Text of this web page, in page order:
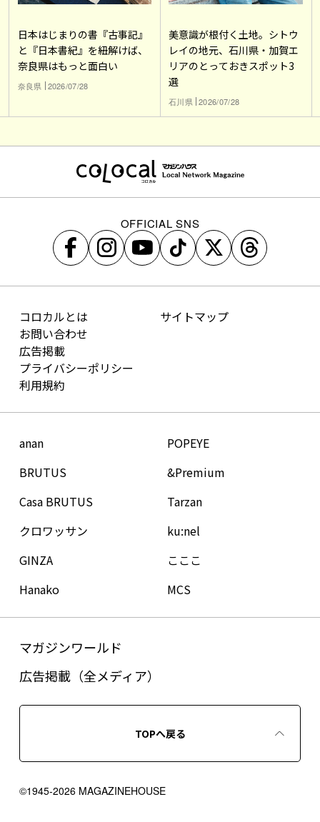
日本はじまりの書『古事記』
と『日本書紀』を紐解けば、
奈良県はもっと面白い
奈良県 2026/07/28
美意識が根付く土地。シトウ
レイの地元、石川県・加賀エ
リアのとっておきスポット3
選
石川県 2026/07/28
OFFICIAL SNS
コロカルとは
お問い合わせ
広告掲載
プライバシーポリシー
利用規約
サイトマップ
anan
BRUTUS
Casa BRUTUS
クロワッサン
GINZA
Hanako
POPEYE
&Premium
Tarzan
ku:nel
こここ
MCS
©1945-2026 MAGAZINEHOUSE
マガジンワールド
広告掲載（全メディア）
TOPへ戻る